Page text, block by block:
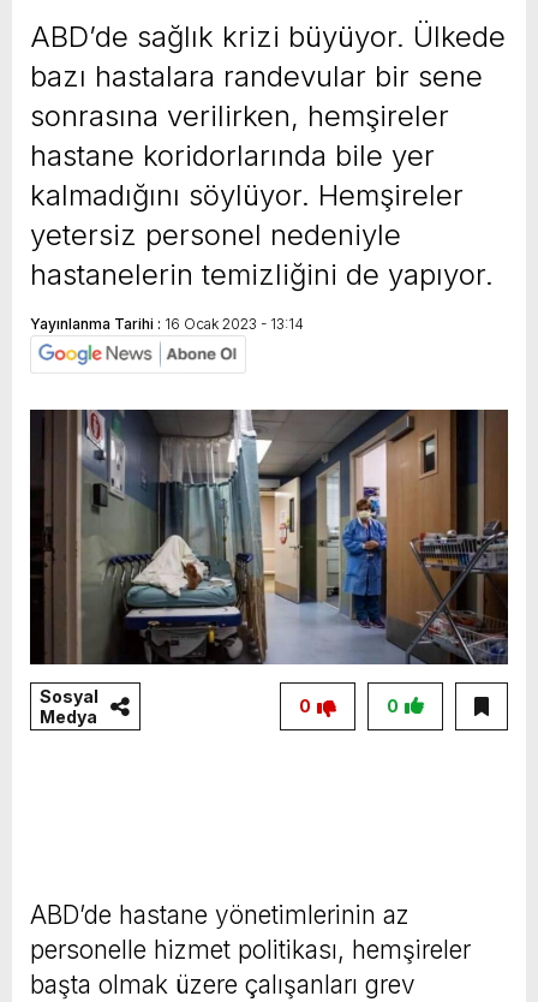
ABD’de sağlık krizi büyüyor. Ülkede
bazı hastalara randevular bir sene
sonrasına verilirken, hemşireler
hastane koridorlarında bile yer
kalmadığını söylüyor. Hemşireler
yetersiz personel nedeniyle
hastanelerin temizliğini de yapıyor.
Yayınlanma Tarihi : 16 Ocak 2023 - 13:14
Sosyal
Medya
0
0
ABD’de hastane yönetimlerinin az
personelle hizmet politikası, hemşireler
başta olmak üzere çalışanları grev